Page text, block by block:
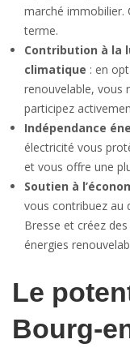
marché immobilier.
terme.
Contribution à la
climatique : en
renouvelable, vous
participez
Indépendance
électricité vous
et vous offre une
Soutien à
vous contribuez au
Bresse et créez
énergies
Le
Bourg-